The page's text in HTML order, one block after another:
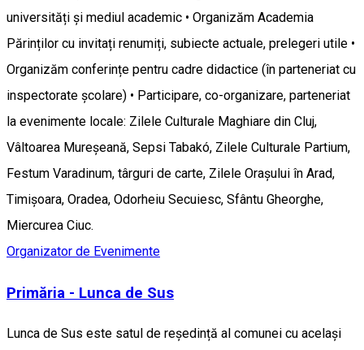
universități și mediul academic • Organizăm Academia
Părinților cu invitați renumiți, subiecte actuale, prelegeri utile •
Organizăm conferințe pentru cadre didactice (în parteneriat cu
inspectorate școlare) • Participare, co-organizare, parteneriat
la evenimente locale: Zilele Culturale Maghiare din Cluj,
Vâltoarea Mureșeană, Sepsi Tabakó, Zilele Culturale Partium,
Festum Varadinum, târguri de carte, Zilele Orașului în Arad,
Timișoara, Oradea, Odorheiu Secuiesc, Sfântu Gheorghe,
Miercurea Ciuc.
Organizator de Evenimente
Primăria - Lunca de Sus
Lunca de Sus este satul de reședință al comunei cu același